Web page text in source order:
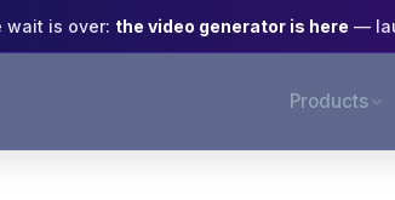
wait is over: the video generator is here —
Products